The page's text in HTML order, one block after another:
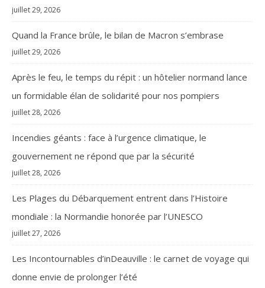
juillet 29, 2026
Quand la France brûle, le bilan de Macron s’embrase
juillet 29, 2026
Après le feu, le temps du répit : un hôtelier normand lance
un formidable élan de solidarité pour nos pompiers
juillet 28, 2026
Incendies géants : face à l’urgence climatique, le
gouvernement ne répond que par la sécurité
juillet 28, 2026
Les Plages du Débarquement entrent dans l’Histoire
mondiale : la Normandie honorée par l’UNESCO
juillet 27, 2026
Les Incontournables d’inDeauville : le carnet de voyage qui
donne envie de prolonger l’été